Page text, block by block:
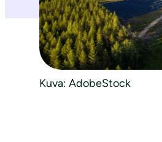
Kuva: AdobeStock